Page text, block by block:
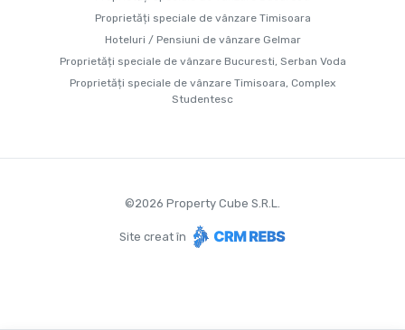
Proprietăți speciale de vânzare Timisoara
Hoteluri / Pensiuni de vânzare Gelmar
Proprietăți speciale de vânzare Bucuresti, Serban Voda
Proprietăți speciale de vânzare Timisoara, Complex
Studentesc
©2026 Property Cube S.R.L.
Site creat în